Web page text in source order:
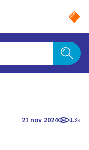
21 nov 2024 1.3k